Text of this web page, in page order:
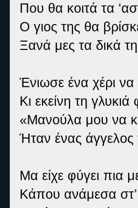
Που θα κοιτά τα
Ο γιος της θα
Ξανά μες τα δικά
Ένιωσε ένα χέρι
Κι εκείνη τη
«Μανούλα μου να
Ήταν ένας
Μα είχε φύγει πια
Κάπου ανάμεσα στ’